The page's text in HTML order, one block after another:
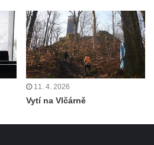
11. 4. 2026
Vytí na Vlčárně